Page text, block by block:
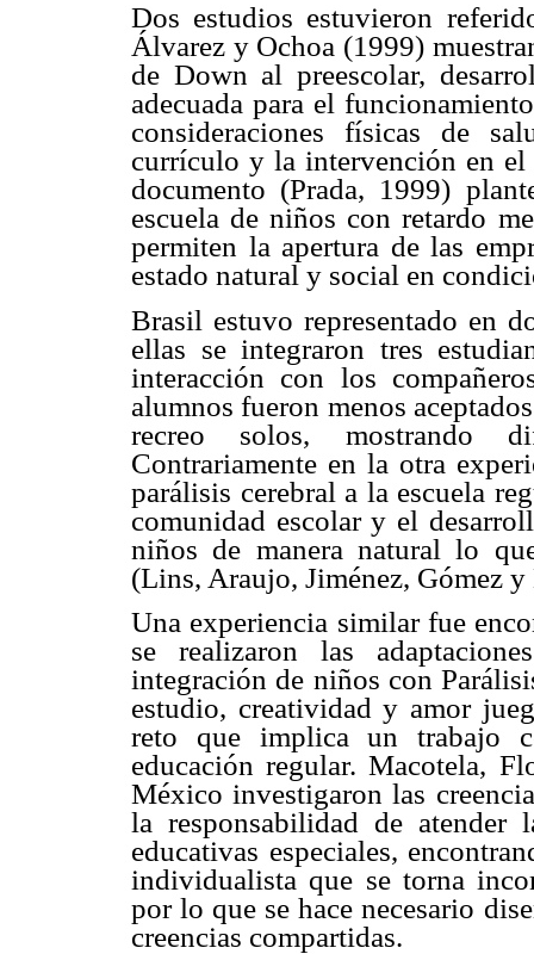
Dos estudios estuvieron
Álvarez y Ochoa (1999)
de Down al preescolar,
adecuada para el
consideraciones físicas de
currículo y la intervención en el
documento (Prada, 1999)
escuela de niños con retardo
permiten la apertura de las
estado natural y social en
Brasil estuvo representado en
ellas se integraron tres
interacción con los
alumnos fueron menos
recreo solos, mostrando
Contrariamente en la otra
parálisis cerebral a la escuela
comunidad escolar y el
niños de manera natural lo
(Lins, Araujo, Jiménez, Gómez
Una experiencia similar fue
se realizaron las
integración de niños con
estudio, creatividad y amor
reto que implica un trabajo
educación regular. Macotela,
México investigaron las
la responsabilidad de atender
educativas especiales,
individualista que se torna
por lo que se hace necesario
creencias compartidas.